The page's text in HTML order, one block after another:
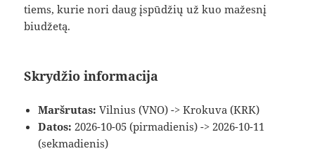
tiems, kurie nori daug įspūdžių už kuo mažesnį
biudžetą.
Skrydžio informacija
Maršrutas: Vilnius (VNO) -> Krokuva (KRK)
Datos: 2026-10-05 (pirmadienis) -> 2026-10-11
(sekmadienis)